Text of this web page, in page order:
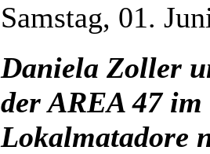
Samstag, 01.
Daniela Zoller
der AREA 47
Lokalmatadore